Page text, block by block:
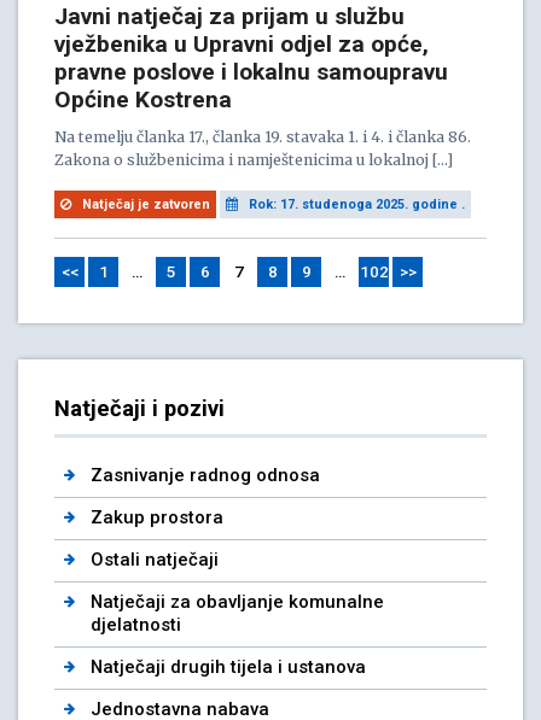
Javni natječaj za prijam u službu
vježbenika u Upravni odjel za opće,
pravne poslove i lokalnu samoupravu
Općine Kostrena
Na temelju članka 17., članka 19. stavaka 1. i 4. i članka 86.
Zakona o službenicima i namještenicima u lokalnoj […]
Natječaj je zatvoren Rok: 17. studenoga 2025. godine .
<< 1 … 5 6 7 8 9 … 102 >>
Natječaji i pozivi
Zasnivanje radnog odnosa
Zakup prostora
Ostali natječaji
Natječaji za obavljanje komunalne
djelatnosti
Natječaji drugih tijela i ustanova
Jednostavna nabava